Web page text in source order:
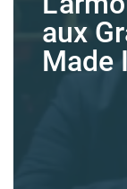
aux
Made